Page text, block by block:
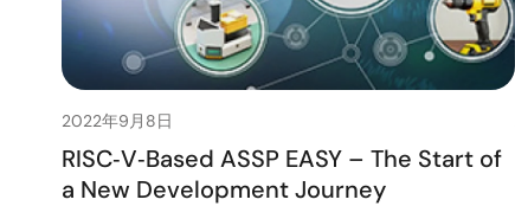
2022年9月8日
RISC‑V‑Based ASSP EASY – The Start of
a New Development Journey